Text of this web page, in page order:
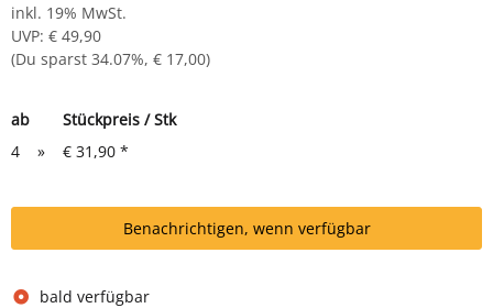
inkl. 19% MwSt.
UVP: € 49,90
(Du sparst 34.07%, € 17,00)
ab
Stückpreis / Stk
4
» € 31,90 *
Benachrichtigen, wenn verfügbar
bald verfügbar